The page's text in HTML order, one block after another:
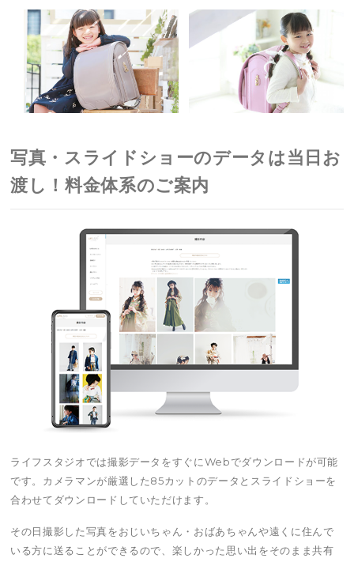
写真・スライドショーのデータは当日お
渡し！料金体系のご案内
ライフスタジオでは撮影データをすぐにWebでダウンロードが可能
です。カメラマンが厳選した85カットのデータとスライドショーを
合わせてダウンロードしていただけます。
その日撮影した写真をおじいちゃん・おばあちゃんや遠くに住んで
いる方に送ることができるので、楽しかった思い出をそのまま共有